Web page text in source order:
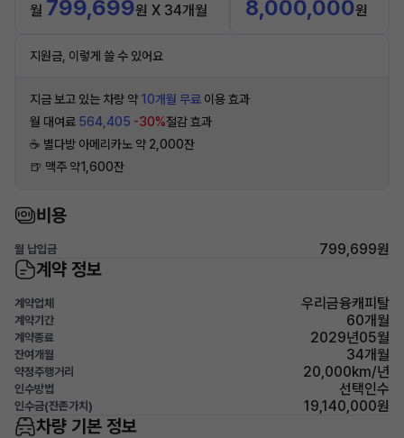
월 799,699원 X 34개월 8,000,000원
지원금, 이렇게 쓸 수 있어요
지금 보고 있는 차량 약 10개월 무료 이용 효과
월 대여료 564,405 -30%절감 효과
☕️ 별다방 아메리카노 약 2,000잔
🍺 맥주 약1,600잔
비용
월 납입금 799,699원
계약 정보
계약업체 우리금융캐피탈
계약기간 60개월
계약종료 2029년05월
잔여개월 34개월
약정주행거리 20,000km/년
인수방법 선택인수
인수금(잔존가치) 19,140,000원
차량 기본 정보